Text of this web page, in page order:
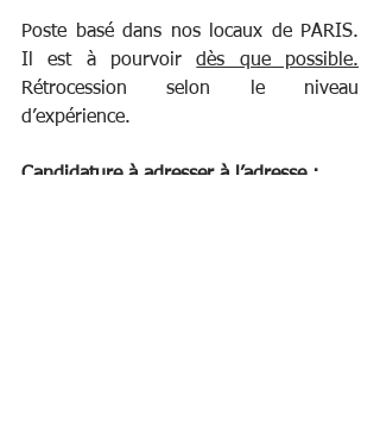
Poste basé dans nos locaux de PARIS.
Il est à pourvoir dès que possible.
Rétrocession selon le niveau
d’expérience.
Candidature à adresser à l’adresse :